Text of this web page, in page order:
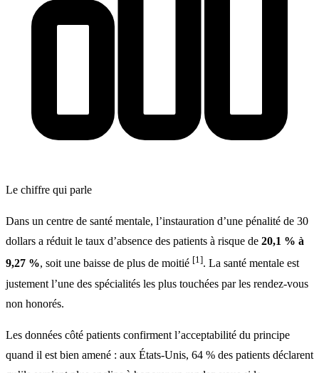
Le chiffre qui parle
Dans un centre de santé mentale, l’instauration d’une pénalité de 30
dollars a réduit le taux d’absence des patients à risque de 20,1 % à
9,27 %, soit une baisse de plus de moitié [1]. La santé mentale est
justement l’une des spécialités les plus touchées par les rendez-vous
non honorés.
Les données côté patients confirment l’acceptabilité du principe
quand il est bien amené : aux États-Unis, 64 % des patients déclarent